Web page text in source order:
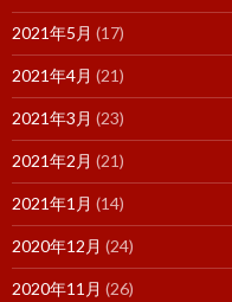
2021年5月 (17)
2021年4月 (21)
2021年3月 (23)
2021年2月 (21)
2021年1月 (14)
2020年12月 (24)
2020年11月 (26)